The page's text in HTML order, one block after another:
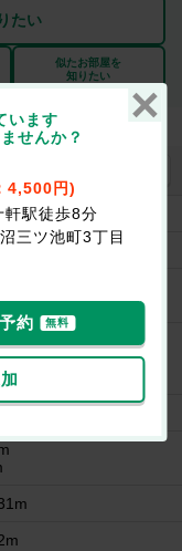
たい
似たお部屋を
知りたい
町店まで325m
原店まで462m
います
せんか？
4,500円)
軒駅徒歩8分
三ツ池町3丁目
約 無料